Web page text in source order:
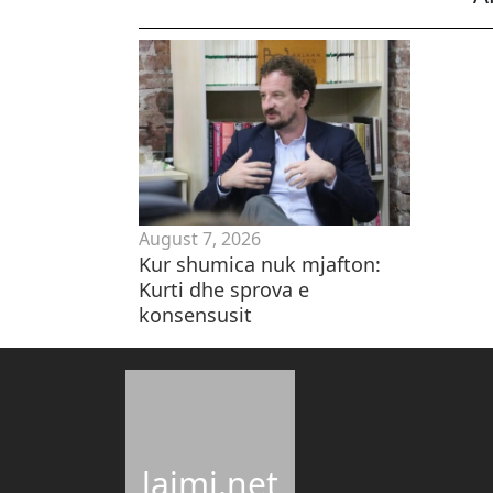
August 7, 2026
Kur shumica nuk mjafton:
Kurti dhe sprova e
konsensusit
lajmi.net